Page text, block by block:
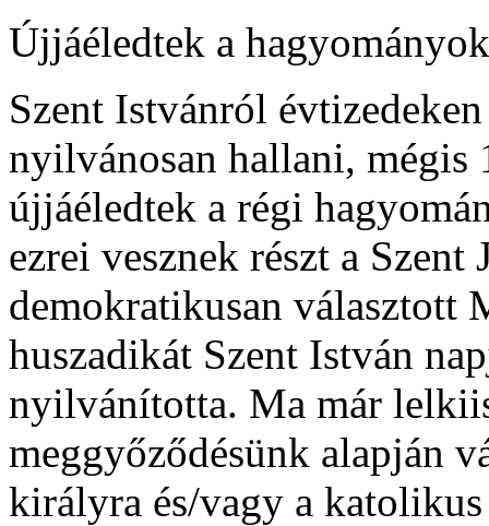
Újjáéledtek a hagyományok
Szent Istvánról
nyilvánosan hallani, mégis
újjáéledtek a régi
ezrei vesznek részt a
demokratikusan választott
huszadikát Szent István
nyilvánította. Ma már
meggyőződésünk alapján
királyra és/vagy a